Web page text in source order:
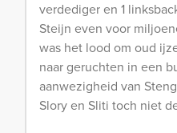
verdediger en 1
Steijn even voor
was het lood om oud
naar geruchten in een
aanwezigheid van
Slory en Sliti toch niet